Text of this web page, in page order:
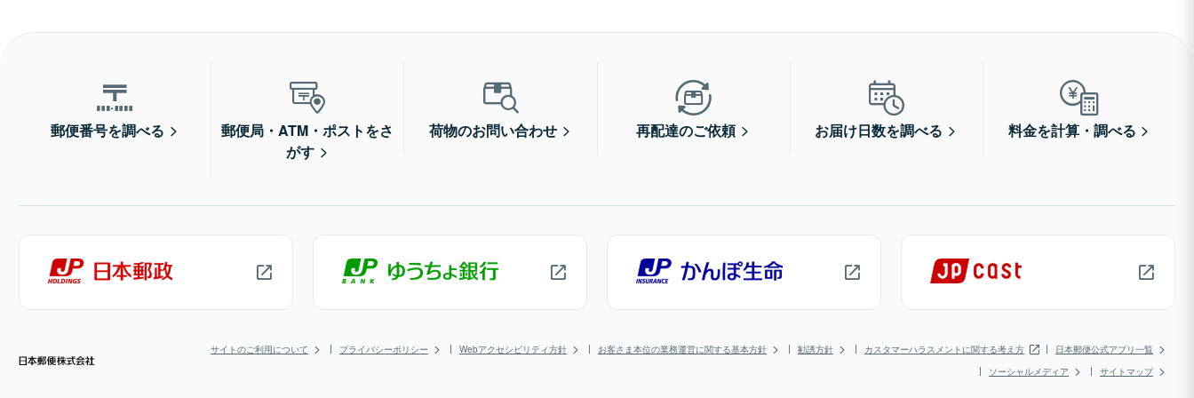
郵便番号を調べる
郵便局・ATM・ポストをさ
がす
荷物のお問い合わせ 再配達のご依頼 お届け日数を調べる 料金を計算・調べる
サイトのご利用について プライバシーポリシー Webアクセシビリティ方針 お客さま本位の業務運営に関する基本方針 勧誘方針 カスタマーハラスメントに関する考え方
日本郵便公式アプリ一覧
ソーシャルメディア
サイトマップ